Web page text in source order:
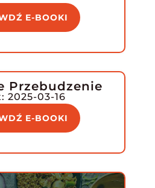
E-BOOKI
Przebudzenie
2025-03-16
E-BOOKI